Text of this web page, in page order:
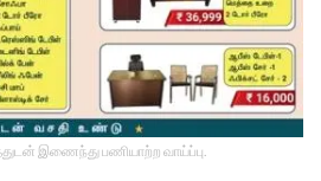
இணைந்து பணியாற்ற வாய்ப்பு.